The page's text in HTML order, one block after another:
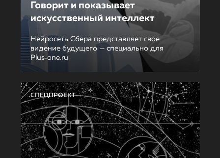
Говорит и показывает
искусственный интеллект
Нейросеть Сбера представляет свое
видение будущего — специально для
Plus‑one.ru
СПЕЦПРОЕКТ